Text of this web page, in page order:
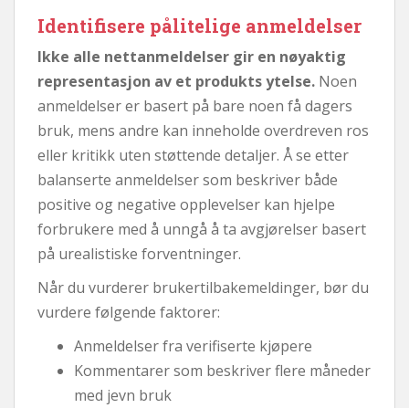
Identifisere pålitelige anmeldelser
Ikke alle nettanmeldelser gir en nøyaktig
representasjon av et produkts ytelse. Noen
anmeldelser er basert på bare noen få dagers
bruk, mens andre kan inneholde overdreven ros
eller kritikk uten støttende detaljer. Å se etter
balanserte anmeldelser som beskriver både
positive og negative opplevelser kan hjelpe
forbrukere med å unngå å ta avgjørelser basert
på urealistiske forventninger.
Når du vurderer brukertilbakemeldinger, bør du
vurdere følgende faktorer:
Anmeldelser fra verifiserte kjøpere
Kommentarer som beskriver flere måneder
med jevn bruk